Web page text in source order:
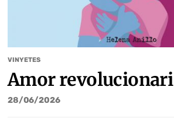
VINYETES
Amor revolucionari
28/06/2026